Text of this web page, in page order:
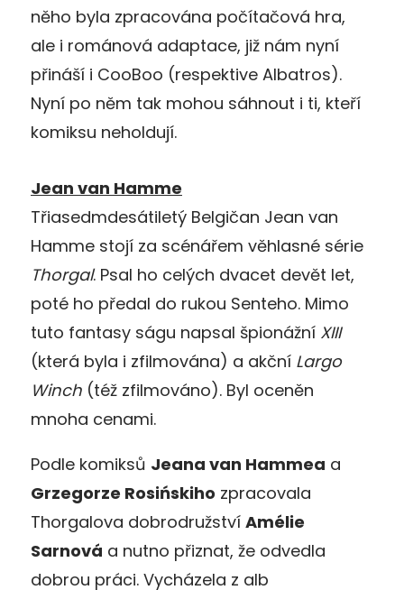
něho byla zpracována počítačová hra,
ale i románová adaptace, již nám nyní
přináší i CooBoo (respektive Albatros).
Nyní po něm tak mohou sáhnout i ti, kteří
komiksu neholdují.
Jean van Hamme
Třiasedmdesátiletý Belgičan Jean van
Hamme stojí za scénářem věhlasné série
Thorgal. Psal ho celých dvacet devět let,
poté ho předal do rukou Senteho. Mimo
tuto fantasy ságu napsal špionážní XIII
(která byla i zfilmována) a akční Largo
Winch (též zfilmováno). Byl oceněn
mnoha cenami.
Podle komiksů Jeana van Hammea a
Grzegorze Rosińskiho zpracovala
Thorgalova dobrodružství Amélie
Sarnová a nutno přiznat, že odvedla
dobrou práci. Vycházela z alb